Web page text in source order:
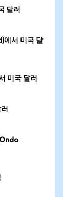
달러
에서 미국 달
미국 달러